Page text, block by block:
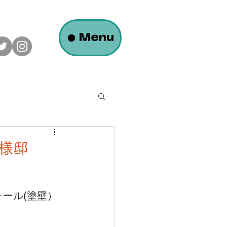
Menu
トのある平屋の家
邸
ル(塗壁）